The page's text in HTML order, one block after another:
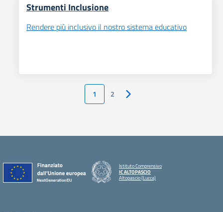
Strumenti Inclusione
Rendere più inclusivo il nostro sistema educativo
1 2 Pagina successiva
Istituto Comprensivo
IC ALTOPASCIO
Altopascio (Lucca)